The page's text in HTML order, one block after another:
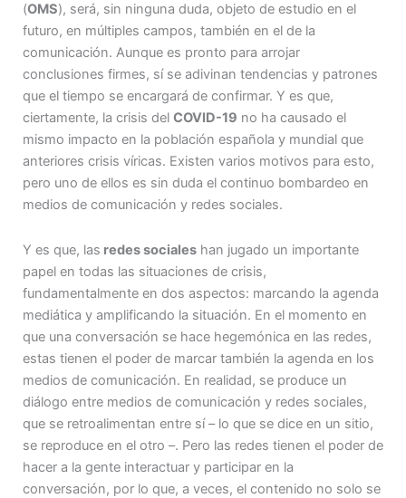
(OMS), será, sin ninguna duda, objeto de estudio en el
futuro, en múltiples campos, también en el de la
comunicación. Aunque es pronto para arrojar
conclusiones firmes, sí se adivinan tendencias y patrones
que el tiempo se encargará de confirmar. Y es que,
ciertamente, la crisis del COVID-19 no ha causado el
mismo impacto en la población española y mundial que
anteriores crisis víricas. Existen varios motivos para esto,
pero uno de ellos es sin duda el continuo bombardeo en
medios de comunicación y redes sociales.
Y es que, las redes socialeshan jugado un importante
papel en todas las situaciones de crisis,
fundamentalmente en dos aspectos: marcando la agenda
mediática y amplificando la situación. En el momento en
que una conversación se hace hegemónica en las redes,
estas tienen el poder de marcar también la agenda en los
medios de comunicación. En realidad, se produce un
diálogo entre medios de comunicación y redes sociales,
que se retroalimentan entre sí – lo que se dice en un sitio,
se reproduce en el otro –. Pero las redes tienen el poder de
hacer a la gente interactuar y participar en la
conversación, por lo que, a veces, el contenido no solo se